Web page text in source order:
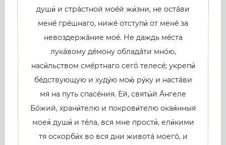
души́ и стрáстной моéй жи́зни, не остáви
менé грéшнаго, нижé отступи́ от менé за
невоздержáние моé. Не даждь мéста
лукáвому дéмону обладáти мнóю,
наси́льством смéртнаго сегó телесé; укрепи́
бéдствующую и худу́ю мою́ ру́ку и настáви
мя на путь спасéния. Ей, святы́й Áнгеле
Бóжий, храни́телю и покрови́телю окая́нныя
моея́ души́ и тéла, вся мне прости́, ели́кими
тя оскорби́х во вся дни животá моегó, и